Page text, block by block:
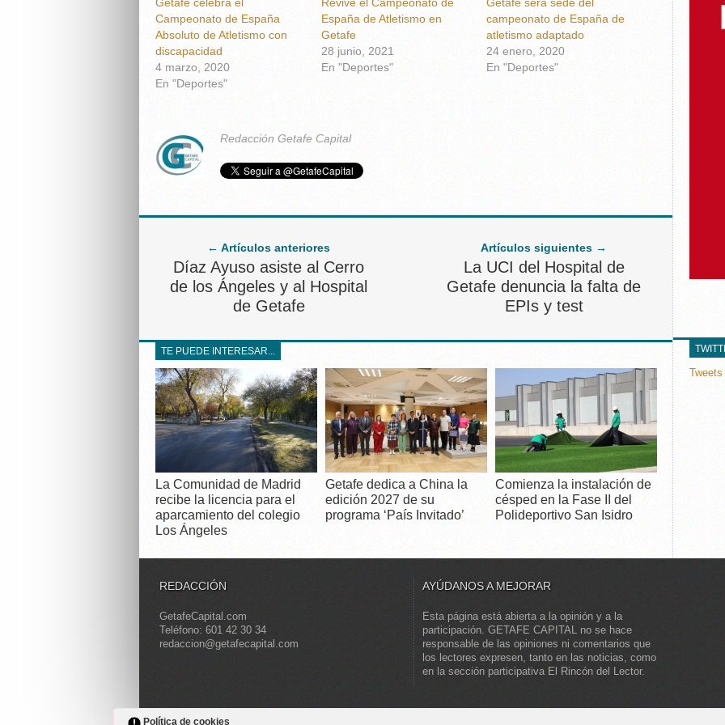
Campeonato de España
Absoluto de Atletismo con
discapacidad
4 marzo, 2020
En "Deportes"
España de Atletismo en
Getafe
28 junio, 2021
En "Deportes"
campeonato de España de
atletismo adaptado
24 enero, 2020
En "Deportes"
Redacción Getafe Capital
← Artículos anteriores
Díaz Ayuso asiste al Cerro
de los Ángeles y al Hospital
de Getafe
Artículos siguientes →
La UCI del Hospital de
Getafe denuncia la falta de
EPIs y test
TE PUEDE INTERESAR...
La Comunidad de Madrid
recibe la licencia para el
aparcamiento del colegio
Los Ángeles
Getafe dedica a China la
edición 2027 de su
programa ‘País Invitado’
Comienza la instalación de
césped en la Fase II del
Polideportivo San Isidro
REDACCIÓN
GetafeCapital.com
Teléfono: 601 42 30 34
redaccion@getafecapital.com
AYÚDANOS A MEJORAR
Esta página está abierta a la opinión y a la
participación. GETAFE CAPITAL no se hace
responsable de las opiniones ni comentarios que
los lectores expresen, tanto en las noticias, como
en la sección participativa El Rincón del Lector.
Política de cookies